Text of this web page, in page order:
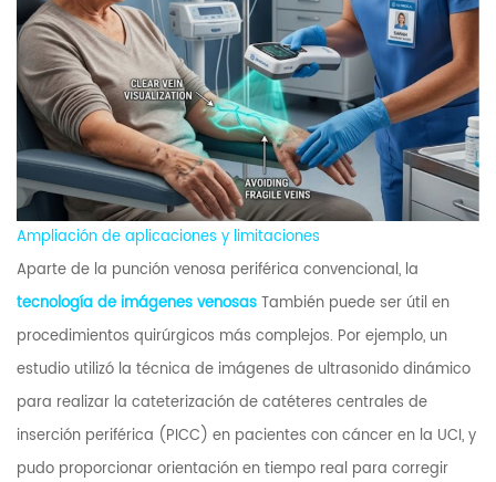
Ampliación de aplicaciones y limitaciones
Aparte de la punción venosa periférica convencional, la
tecnología de imágenes venosasTambién puede ser útil en
procedimientos quirúrgicos más complejos. Por ejemplo, un
estudio utilizó la técnica de imágenes de ultrasonido dinámico
para realizar la cateterización de catéteres centrales de
inserción periférica (PICC) en pacientes con cáncer en la UCI, y
pudo proporcionar orientación en tiempo real para corregir